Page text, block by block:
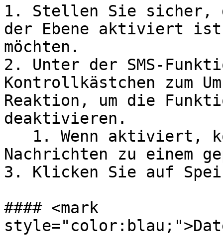
1. Stellen Sie sicher,
der Ebene aktiviert
möchten.
2. Unter der SMS-
Kontrollkästchen zum
Reaktion, um die
deaktivieren.
Nachrichten zu einem
3. Klicken Sie auf
#### <mark